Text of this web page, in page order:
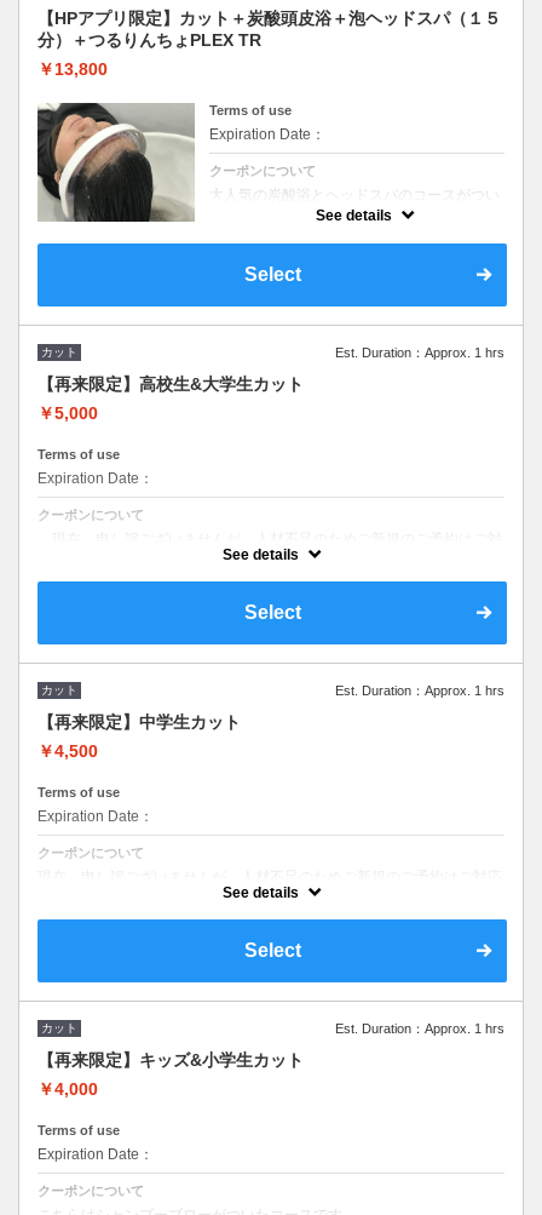
【HPアプリ限定】カット＋炭酸頭皮浴＋泡ヘッドスパ（１５
分）＋つるりんちょPLEX TR
￥13,800
Terms of use
Expiration Date：
クーポンについて
大人気の炭酸浴とヘッドスパのコースがつい
に誕生しました！！日頃のお疲れをこの機会
See details
Select
カット Est. Duration：Approx. 1 hrs
【再来限定】高校生&大学生カット
￥5,000
Terms of use
Expiration Date：
クーポンについて
See details
Select
カット Est. Duration：Approx. 1 hrs
【再来限定】中学生カット
￥4,500
Terms of use
Expiration Date：
クーポンについて
See details
Select
カット Est. Duration：Approx. 1 hrs
【再来限定】キッズ&小学生カット
￥4,000
Terms of use
Expiration Date：
クーポンについて